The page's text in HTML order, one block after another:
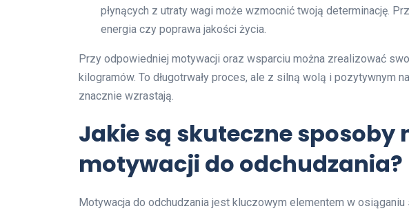
płynących z utraty wagi może wzmocnić twoją determinację.
energia czy poprawa jakości życia.
Przy odpowiedniej motywacji oraz wsparciu można zrealizować
kilogramów. To długotrwały proces, ale z silną wolą i pozytywnym
znacznie wzrastają.
Jakie są skuteczne sposoby
motywacji do odchudzania?
Motywacja do odchudzania jest kluczowym elementem w